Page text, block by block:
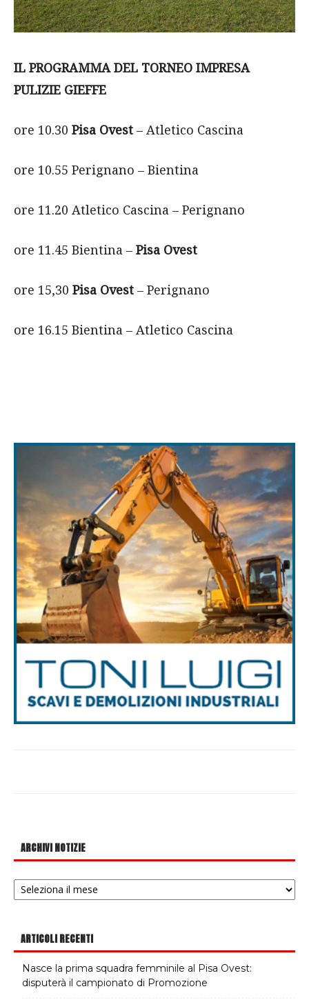
IL PROGRAMMA DEL TORNEO IMPRESA
PULIZIE GIEFFE
ore 10.30 Pisa Ovest – Atletico Cascina
ore 10.55 Perignano – Bientina
ore 11.20 Atletico Cascina – Perignano
ore 11.45 Bientina – Pisa Ovest
ore 15,30 Pisa Ovest – Perignano
ore 16.15 Bientina – Atletico Cascina
ARCHIVI NOTIZIE
Archivi
notizie
ARTICOLI RECENTI
Nasce la prima squadra femminile al Pisa Ovest:
disputerà il campionato di Promozione